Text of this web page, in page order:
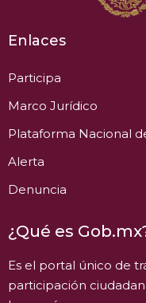
Enlaces
Participa
Marco Jurídico
Plataforma Nacional
Alerta
Denuncia
¿Qué es
Es el portal único de
participación